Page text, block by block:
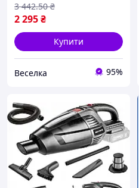
2 295₴
3 442.50 ₴
Купити
Веселка 95%